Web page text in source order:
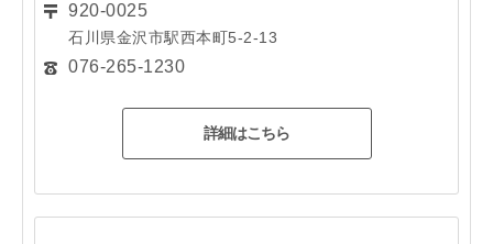
920-0025
石川県金沢市駅西本町5-2-13
076-265-1230
詳細はこちら